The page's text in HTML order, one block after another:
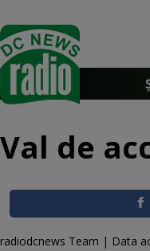
Val de
radiodcnews Team | Data